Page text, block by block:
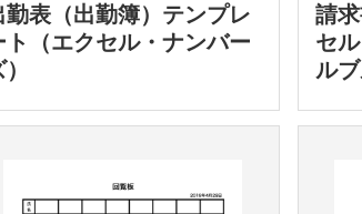
勤表（出勤簿）テンプレ
ト（エクセル・ナンバー
請
セ
ル